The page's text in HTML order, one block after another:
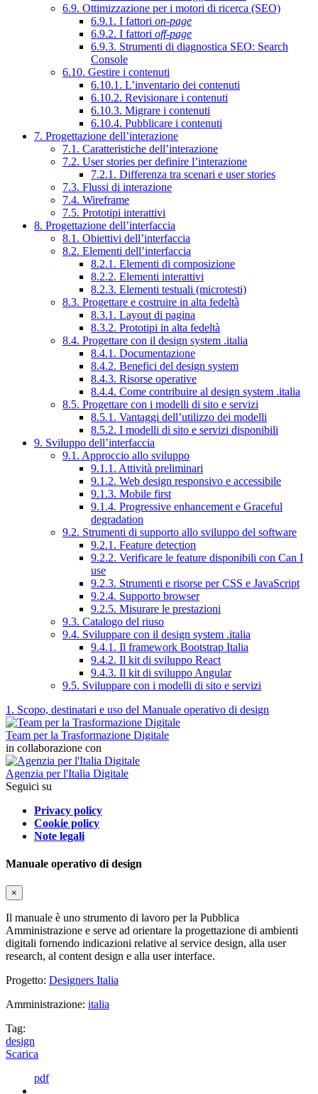
6.9. Ottimizzazione per i motori di ricerca (SEO)
6.9.1. I fattori on-page
6.9.2. I fattori off-page
6.9.3. Strumenti di diagnostica SEO: Search
Console
6.10. Gestire i contenuti
6.10.1. L’inventario dei contenuti
6.10.2. Revisionare i contenuti
6.10.3. Migrare i contenuti
6.10.4. Pubblicare i contenuti
7. Progettazione dell’interazione
7.1. Caratteristiche dell’interazione
7.2. User stories per definire l’interazione
7.2.1. Differenza tra scenari e user stories
7.3. Flussi di interazione
7.4. Wireframe
7.5. Prototipi interattivi
8. Progettazione dell’interfaccia
8.1. Obiettivi dell’interfaccia
8.2. Elementi dell’interfaccia
8.2.1. Elementi di composizione
8.2.2. Elementi interattivi
8.2.3. Elementi testuali (microtesti)
8.3. Progettare e costruire in alta fedeltà
8.3.1. Layout di pagina
8.3.2. Prototipi in alta fedeltà
8.4. Progettare con il design system .italia
8.4.1. Documentazione
8.4.2. Benefici del design system
8.4.3. Risorse operative
8.4.4. Come contribuire al design system .italia
8.5. Progettare con i modelli di sito e servizi
8.5.1. Vantaggi dell’utilizzo dei modelli
8.5.2. I modelli di sito e servizi disponibili
9. Sviluppo dell’interfaccia
9.1. Approccio allo sviluppo
9.1.1. Attività preliminari
9.1.2. Web design responsivo e accessibile
9.1.3. Mobile first
9.1.4. Progressive enhancement e Graceful
degradation
9.2. Strumenti di supporto allo sviluppo del software
9.2.1. Feature detection
9.2.2. Verificare le feature disponibili con Can I
use
9.2.3. Strumenti e risorse per CSS e JavaScript
9.2.4. Supporto browser
9.2.5. Misurare le prestazioni
9.3. Catalogo del riuso
9.4. Sviluppare con il design system .italia
9.4.1. Il framework Bootstrap Italia
9.4.2. Il kit di sviluppo React
9.4.3. Il kit di sviluppo Angular
9.5. Sviluppare con i modelli di sito e servizi
1. Scopo, destinatari e uso del Manuale operativo di design
Team per la Trasformazione Digitale
in collaborazione con
Agenzia per l'Italia Digitale
Seguici su
Privacy policy
Cookie policy
Note legali
Manuale operativo di design
×
Il manuale è uno strumento di lavoro per la Pubblica
Amministrazione e serve ad orientare la progettazione di ambienti
digitali fornendo indicazioni relative al service design, alla user
research, al content design e alla user interface.
Progetto: Designers Italia
Amministrazione: italia
Tag:
design
Scarica
pdf